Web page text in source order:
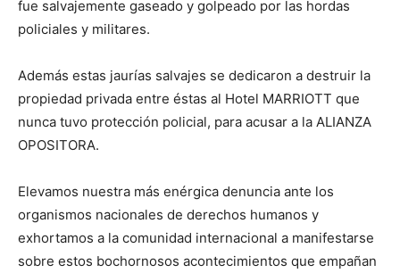
fue salvajemente gaseado y golpeado por las hordas
policiales y militares.
Además estas jaurías salvajes se dedicaron a destruir la
propiedad privada entre éstas al Hotel MARRIOTT que
nunca tuvo protección policial, para acusar a la ALIANZA
OPOSITORA.
Elevamos nuestra más enérgica denuncia ante los
organismos nacionales de derechos humanos y
exhortamos a la comunidad internacional a manifestarse
sobre estos bochornosos acontecimientos que empañan